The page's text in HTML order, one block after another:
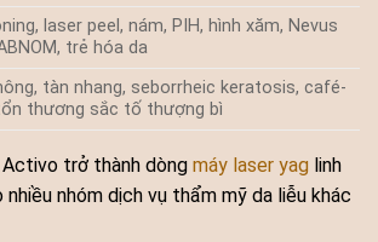
laser peel, nám, PIH, hình xăm, Nevus
trẻ hóa da
tàn nhang, seborrheic keratosis, café-
thương sắc tố thượng bì
Activo trở thành dòng máy laser yag linh
nhiều nhóm dịch vụ thẩm mỹ da liễu khác